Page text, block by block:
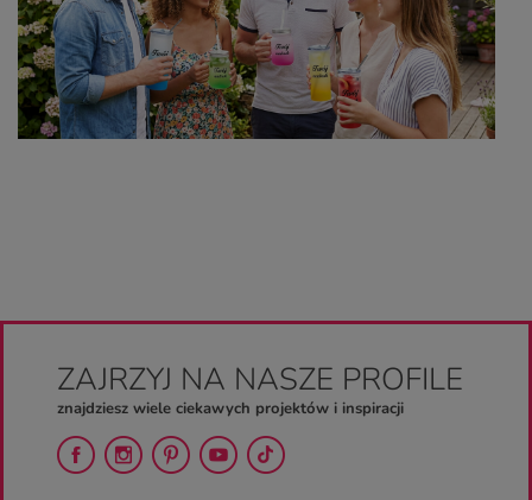
ZAJRZYJ NA NASZE PROFILE
znajdziesz wiele ciekawych projektów i inspiracji